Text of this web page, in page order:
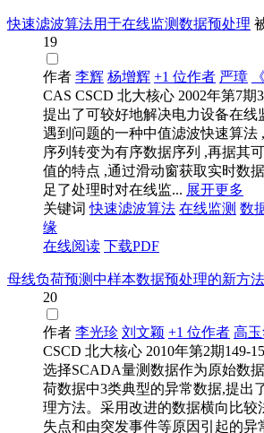
快速滤波算法用于在线监测数据预处理
19
作者 李辉 杨增辉 +1 位作者 严璋
CAS CSCD 北大核心 2002年第7期
提出了可较好地解决电力设备在线
遇到问题的一种中值滤波快速算法
序列转变为有序数据序列 ,再据其
值的特点 ,通过滑动窗获取实时数
足了处理时对在线监... 展开更多
关键词 快速滤波算法 在线监测 数
缘
在线阅读 下载PDF
母线负荷预测中样本数据预处理的新方法
20
作者 李光珍 刘文颖 +1 位作者 高
CSCD 北大核心 2010年第2期149-
选择SCADA量测数据作为原始数
荷数据中3类典型的异常数据,提出
理方法。采用改进的数据横向比较
失点和由突发事件等原因引起的异